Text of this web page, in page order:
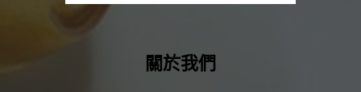
關於我們